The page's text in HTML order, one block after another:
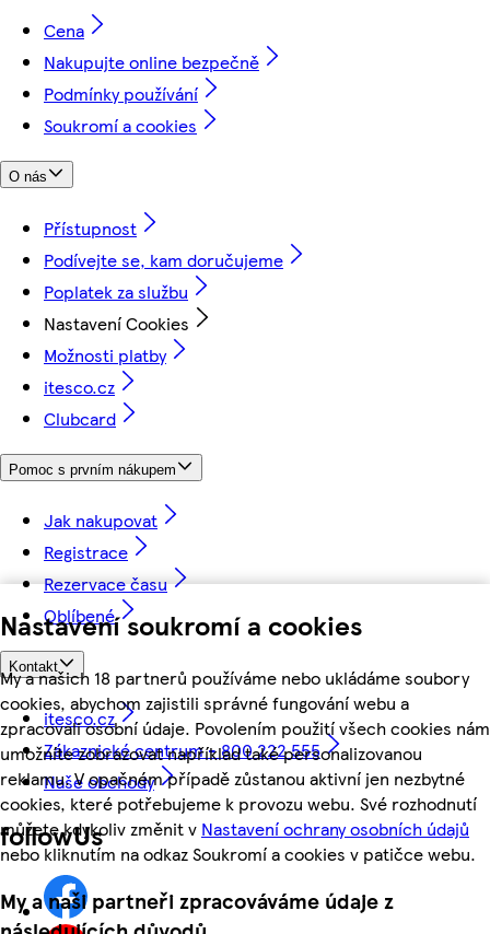
Nastavení soukromí a cookies
My a našich 18 partnerů používáme nebo ukládáme soubory
cookies, abychom zajistili správné fungování webu a
zpracovali osobní údaje. Povolením použití všech cookies nám
umožníte zobrazovat například také personalizovanou
reklamu. V opačném případě zůstanou aktivní jen nezbytné
cookies, které potřebujeme k provozu webu. Své rozhodnutí
můžete kdykoliv změnit v Nastavení ochrany osobních údajů
nebo kliknutím na odkaz Soukromí a cookies v patičce webu.
My a naši partneři zpracováváme údaje z
Cena
Nakupujte online bezpečně
Podmínky používání
Soukromí a cookies
O nás
Přístupnost
Podívejte se, kam doručujeme
Poplatek za službu
Nastavení Cookies
Možnosti platby
itesco.cz
Clubcard
Pomoc s prvním nákupem
Jak nakupovat
Registrace
Rezervace času
Oblíbené
Kontakt
itesco.cz
Zákaznické centrum - 800 222 555
Naše obchody
followUs